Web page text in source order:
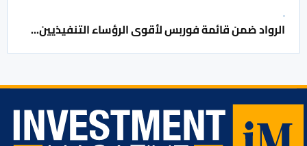
الرواد ضمن قائمة فوربس لأقوى الرؤساء التنفيذيين...